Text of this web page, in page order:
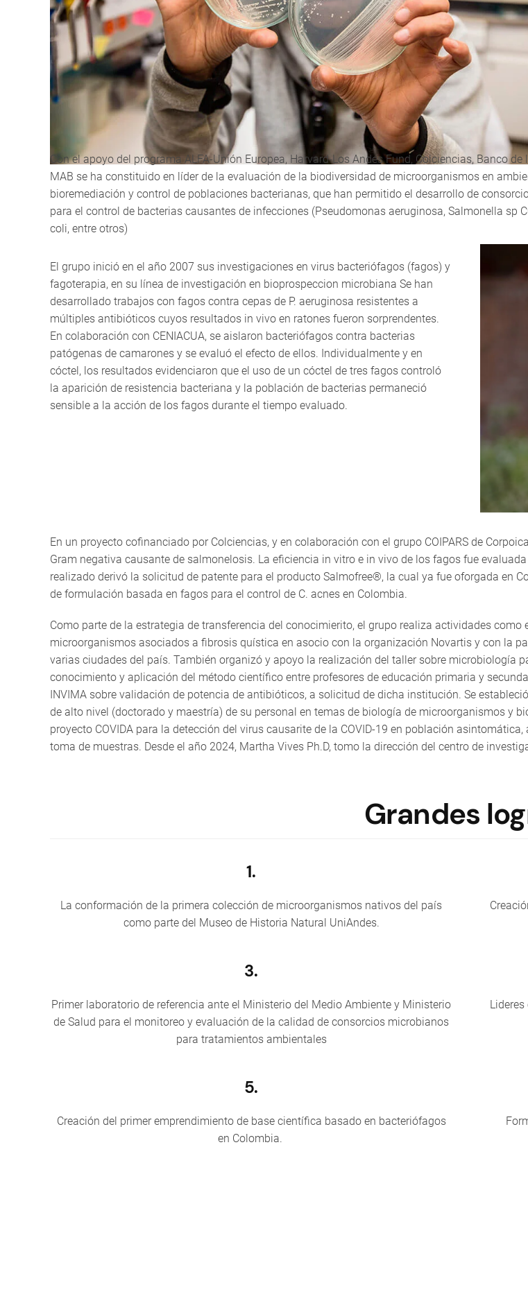
Con el apoyo del programa ALFA-Unión Europea, Harvard-Los Andes Fund, Colciencias, Banco
MAB se ha constituido en líder de la evaluación de la biodiversidad de microorganismos en
bioremediación y control de poblaciones bacterianas, que han permitido el desarrollo de
para el control de bacterias causantes de infecciones (Pseudomonas aeruginosa, Salmonella
coli, entre otros)
El grupo inició en el año 2007 sus investigaciones en virus bacteriófagos (fagos) y
fagoterapia, en su línea de investigación en bioprospeccion microbiana Se han
desarrollado trabajos con fagos contra cepas de P. aeruginosa resistentes a
múltiples antibióticos cuyos resultados in vivo en ratones fueron sorprendentes.
En colaboración con CENIACUA, se aislaron bacteriófagos contra bacterias
patógenas de camarones y se evaluó el efecto de ellos. Individualmente y en
cóctel, los resultados evidenciaron que el uso de un cóctel de tres fagos controló
la aparición de resistencia bacteriana y la población de bacterias permaneció
sensible a la acción de los fagos durante el tiempo evaluado.
En un proyecto cofinanciado por Colciencias, y en colaboración con el grupo COIPARS de
Gram negativa causante de salmonelosis. La eficiencia in vitro e in vivo de los fagos fue
realizado derivó la solicitud de patente para el producto Salmofree®, la cual ya fue oforgada en
de formulación basada en fagos para el control de C. acnes en Colombia.
Como parte de la estrategia de transferencia del conocimierito, el grupo realiza actividades
microorganismos asociados a fibrosis quística en asocio con la organización Novartis y con la
varias ciudades del país. También organizó y apoyo la realización del taller sobre microbiología
conocimiento y aplicación del método científico entre profesores de educación primaria y
INVIMA sobre validación de potencia de antibióticos, a solicitud de dicha institución. Se
de alto nivel (doctorado y maestría) de su personal en temas de biología de microorganismos y
proyecto COVIDA para la detección del virus causarite de la COVID-19 en población
toma de muestras. Desde el año 2024, Martha Vives Ph.D, tomo la dirección del centro de
Grandes
1.
La conformación de la primera colección de microorganismos nativos del país
como parte del Museo de Historia Natural UniAndes.
3.
Primer laboratorio de referencia ante el Ministerio del Medio Ambiente y Ministerio
de Salud para el monitoreo y evaluación de la calidad de consorcios microbianos
para tratamientos ambientales
5.
Creación del primer emprendimiento de base científica basado en bacteriófagos
en Colombia.